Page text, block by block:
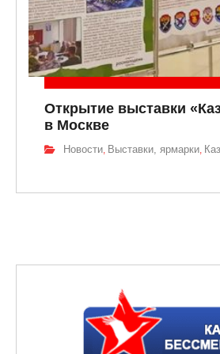
Открытие выставки
в Москве
Новости, Выставки, ярмарки,